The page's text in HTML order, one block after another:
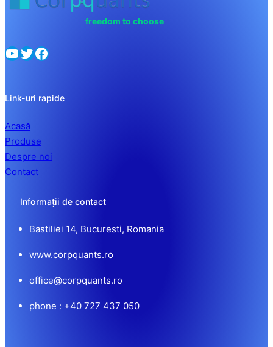
freedom to choose
YouTube Twitter Facebook
Link-uri rapide
Acasă
Produse
Despre noi
Contact
Informații de contact
Bastiliei 14, Bucuresti, Romania
www.corpquants.ro
office@corpquants.ro
phone : +40 727 437 050